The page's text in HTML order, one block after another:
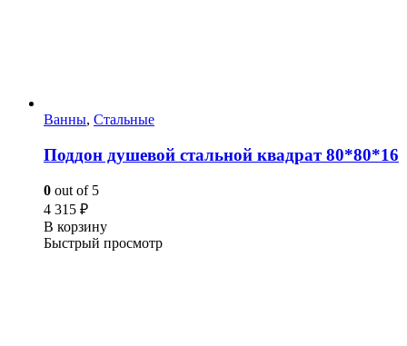
Ванны, Стальные
Поддон душевой стальной квадрат 80*80*16
0 out of 5
4 315 ₽
В корзину
Быстрый просмотр